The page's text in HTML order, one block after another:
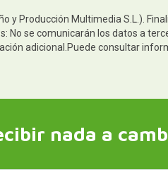
y Producción Multimedia S.L.).
se comunicarán los datos a
adicional.Puede consultar
nada a